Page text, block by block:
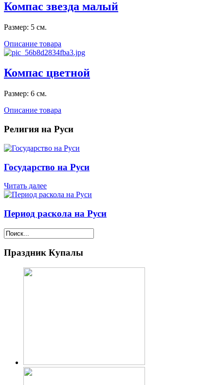
Компас звезда малый
Размер: 5 см.
Описание товара
Компас цветной
Размер: 6 см.
Описание товара
Религия на Руси
Государство на Руси
Читать далее
Период раскола на Руси
Праздник Купалы